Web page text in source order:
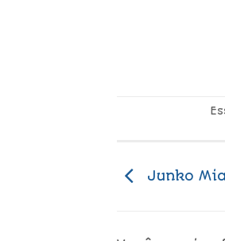
Junko